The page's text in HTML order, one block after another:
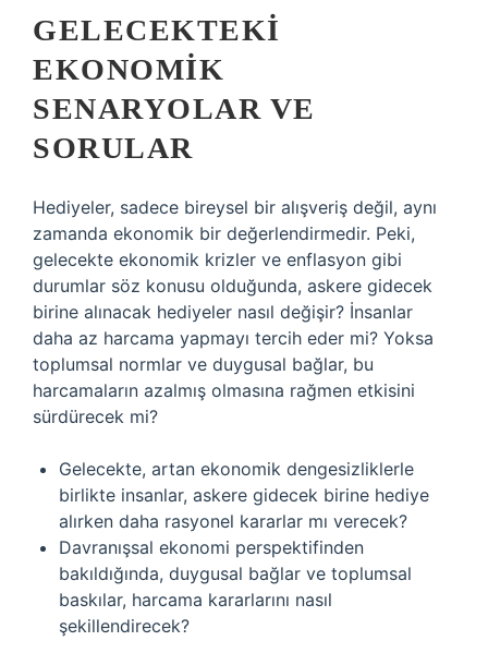
GELECEKTEKI
EKONOMIK
SENARYOLAR VE
SORULAR
Hediyeler, sadece bireysel bir alışveriş değil, aynı
zamanda ekonomik bir değerlendirmedir. Peki,
gelecekte ekonomik krizler ve enflasyon gibi
durumlar söz konusu olduğunda, askere gidecek
birine alınacak hediyeler nasıl değişir? İnsanlar
daha az harcama yapmayı tercih eder mi? Yoksa
toplumsal normlar ve duygusal bağlar, bu
harcamaların azalmış olmasına rağmen etkisini
sürdürecek mi?
Gelecekte, artan ekonomik dengesizliklerle
birlikte insanlar, askere gidecek birine hediye
alırken daha rasyonel kararlar mı verecek?
Davranışsal ekonomi perspektifinden
bakıldığında, duygusal bağlar ve toplumsal
baskılar, harcama kararlarını nasıl
şekillendirecek?